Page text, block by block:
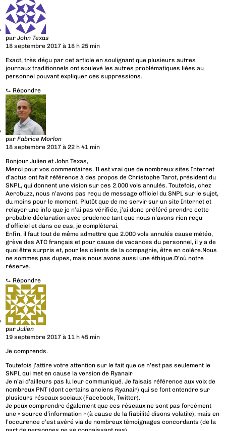
parJohn Texas
18 septembre 2017 à 18 h 25 min
Exact, très déçu par cet article en soulignant que plusieurs autres
journaux traditionnels ont soulevé les autres problématiques liées au
personnel pouvant expliquer ces suppressions.
⮑ Répondre
parFabrice Morlon
18 septembre 2017 à 22 h 41 min
Bonjour Julien et John Texas,
Merci pour vos commentaires. Il est vrai que de nombreux sites Internet
d’actus ont fait référence à des propos de Christophe Tarot, président du
SNPL, qui donnent une vision sur ces 2.000 vols annulés. Toutefois, chez
Aerobuzz, nous n’avons pas reçu de message officiel du SNPL sur le sujet,
du moins pour le moment. Plutôt que de me servir sur un site Internet et
relayer une info que je n’ai pas vérifiée, j’ai donc préféré prendre cette
probable déclaration avec prudence tant que nous n’avons rien reçu
d’officiel et dans ce cas, je complèterai.
Enfin, il faut tout de même admettre que 2.000 vols annulés cause météo,
grève des ATC français et pour cause de vacances du personnel, il y a de
quoi être surpris et, pour les clients de la compagnie, être en colère.Nous
ne sommes pas dupes, mais nous avons aussi une éthique.D’où notre
réserve.
⮑ Répondre
parJulien
19 septembre 2017 à 11 h 45 min
Je comprends.
Toutefois j’attire votre attention sur le fait que ce n’est pas seulement le
SNPL qui met en cause la version de Ryanair
Je n’ai d’ailleurs pas lu leur communiqué. Je faisais référence aux voix de
nombreux PNT (dont certains anciens Ryanair) qui se font entendre sur
plusieurs réseaux sociaux (Facebook, Twitter).
Je peux comprendre également que ces réseaux ne sont pas forcément
une « source d’information » (à cause de la fiabilité disons volatile), mais en
l’occurence c’est avéré via de nombreux témoignages concordants (de la